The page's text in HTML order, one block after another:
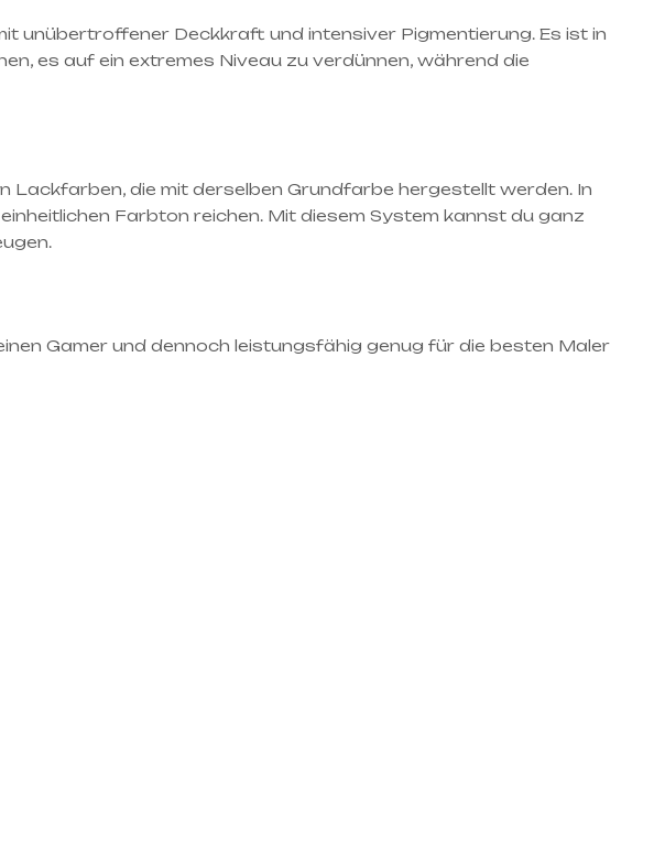
unübertroffener Deckkraft und intensiver Pigmentierung. Es ist in
es auf ein extremes Niveau zu verdünnen, während die
Lackfarben, die mit derselben Grundfarbe hergestellt werden. In
Farbton reichen. Mit diesem System kannst du ganz
Gamer und dennoch leistungsfähig genug für die besten Maler